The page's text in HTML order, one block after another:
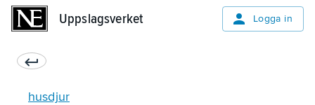
Uppslagsverket Logga in
husdjur